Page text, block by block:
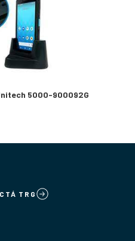
5000-900092G
TRG